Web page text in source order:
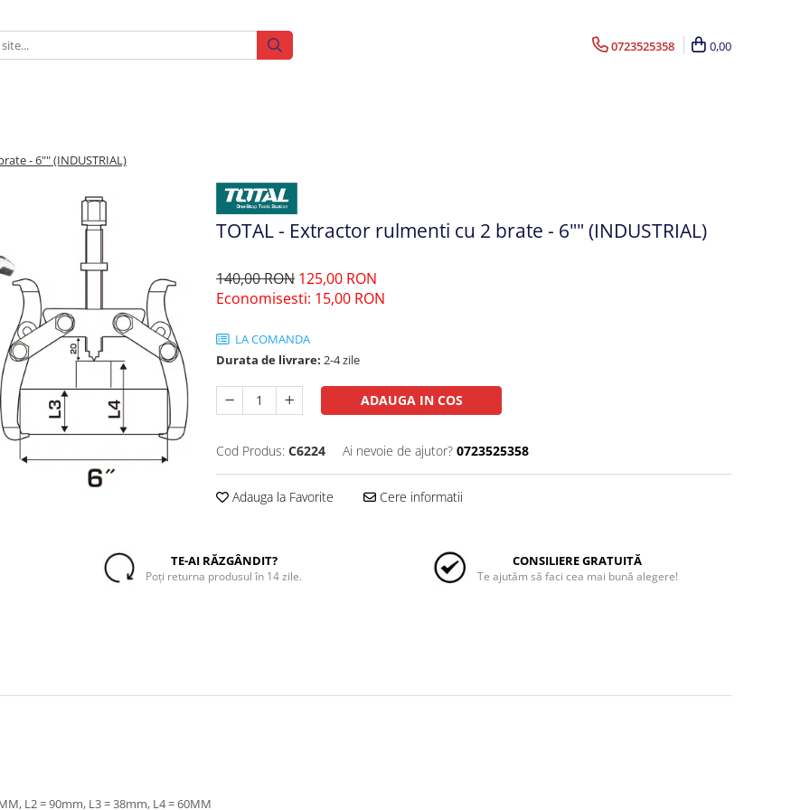
0723525358 0,00
- 6"" (INDUSTRIAL)
TOTAL - Extractor rulmenti cu 2 brate - 6"" (INDUSTRIAL)
140,00 RON 125,00 RON
Economisesti: 15,00 RON
LA COMANDA
Durata de livrare: 2-4 zile
ADAUGA IN COS
Cod Produs: C6224 Ai nevoie de ajutor? 0723525358
Adauga la Favorite Cere informatii
TE-AI RĂZGÂNDIT?
Poți returna produsul în 14 zile.
CONSILIERE GRATUITĂ
Te ajutăm să faci cea mai bună alegere!
L2 = 90mm, L3 = 38mm, L4 = 60MM